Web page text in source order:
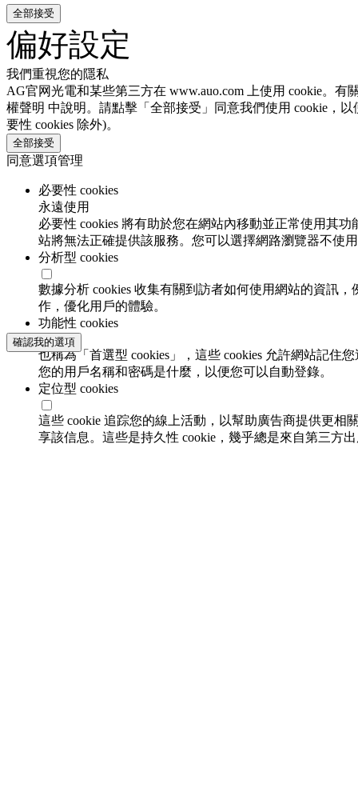
全部接受
偏好設定
我們重視您的隱私
AG官网光電和某些第三方在 www.auo.com 上使用 cookie。
權聲明 中說明。請點擊「全部接受」同意我們使用 cookie，
要性 cookies 除外)。
全部接受
同意選項管理
必要性 cookies
永遠使用
必要性 cookies 將有助於您在網站內移動並正常使用其
站將無法正確提供該服務。您可以選擇網路瀏覽器不使
分析型 cookies
數據分析 cookies 收集有關到訪者如何使用網站的資訊
作，優化用戶的體驗。
功能性 cookies
也稱為「首選型 cookies」，這些 cookies 允許網站記
您的用戶名稱和密碼是什麼，以便您可以自動登錄。
定位型 cookies
這些 cookie 追踪您的線上活動，以幫助廣告商提供更相
享該信息。這些是持久性 cookie，幾乎總是來自第三方
確認我的選項